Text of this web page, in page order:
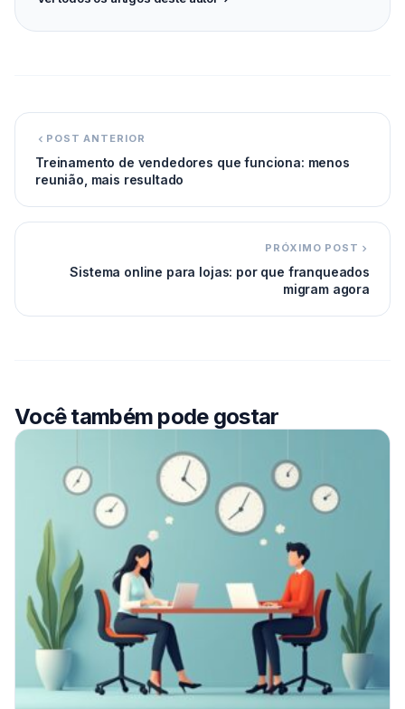
POST ANTERIOR
Treinamento de vendedores que funciona: menos
reunião, mais resultado
PRÓXIMO POST
Sistema online para lojas: por que franqueados
migram agora
Você também pode gostar